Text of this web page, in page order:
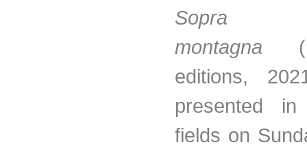
montagna
editions,
presented
fields on